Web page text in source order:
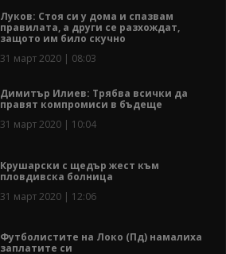
Луков: Стоя си у дома и спазвам
правилата, а други се разхождат,
защото им било скучно
31 март 2020 | 08:03
Димитър Илиев: Трябва всички да
правят компромиси в бъдеще
31 март 2020 | 10:04
Крушарски с щедър жест към
пловдивска болница
31 март 2020 | 12:06
Футболистите на Локо (Пд) намалиха
заплатите си